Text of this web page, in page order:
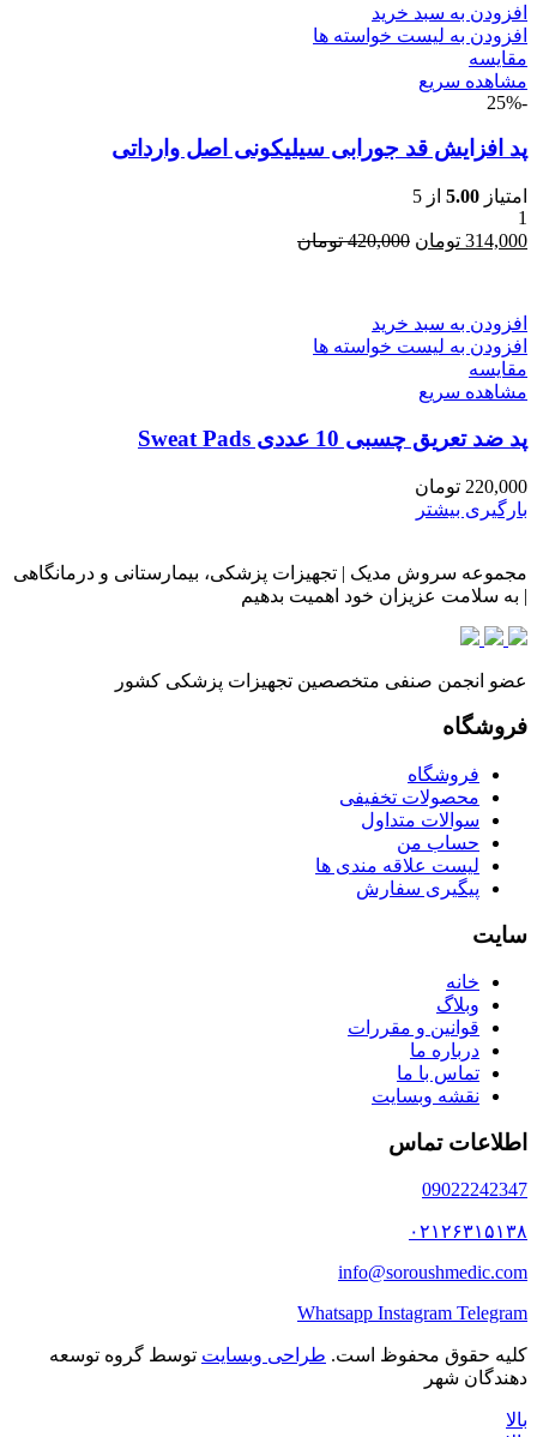
افزودن به سبد خرید
افزودن به لیست خواسته ها
مقایسه
مشاهده سریع
-25%
پد افزایش قد جورابی سیلیکونی اصل وارداتی
امتیاز 5.00 از 5
1
314,000 تومان 420,000 تومان
افزودن به سبد خرید
افزودن به لیست خواسته ها
مقایسه
مشاهده سریع
پد ضد تعریق چسبی 10 عددی Sweat Pads
220,000 تومان
بارگیری بیشتر
مجموعه سروش مدیک | تجهیزات پزشکی، بیمارستانی و درمانگاهی
| به سلامت عزیزان خود اهمیت بدهیم
عضو انجمن صنفی متخصصین تجهیزات پزشکی کشور
فروشگاه
فروشگاه
محصولات تخفیفی
سوالات متداول
حساب من
لیست علاقه مندی ها
پیگیری سفارش
سایت
خانه
وبلاگ
قوانین و مقررات
درباره ما
تماس با ما
نقشه وبسایت
اطلاعات تماس
09022242347
۰۲۱۲۶۳۱۵۱۳۸
info@soroushmedic.com
Whatsapp Instagram Telegram
کلیه حقوق محفوظ است. طراحی وبسایت توسط گروه توسعه
دهندگان شهر
بالا